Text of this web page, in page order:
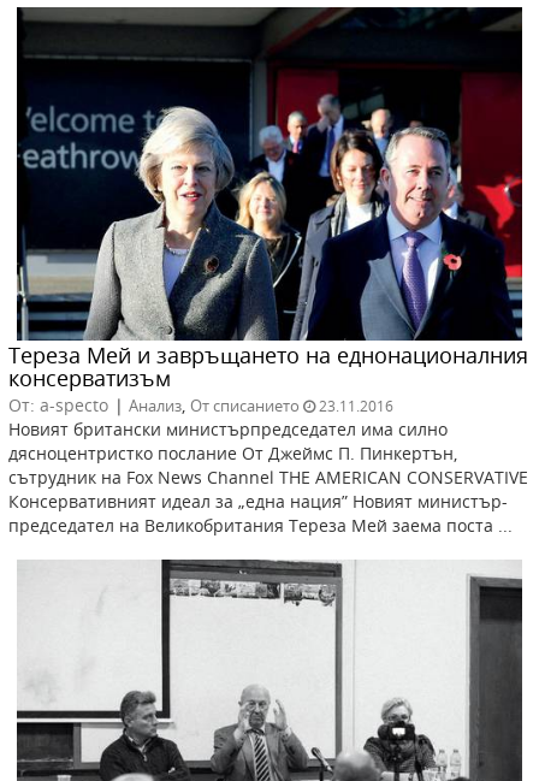
Тереза Мей и завръщането на еднонационалния
консерватизъм
От: a-specto | Анализ, От списанието 23.11.2016
Новият британски министърпредседател има силно
дясноцентристко послание От Джеймс П. Пинкертън,
сътрудник на Fox News Channel THE AMERICAN CONSERVATIVE
Консервативният идеал за „една нация” Новият министър-
председател на Великобритания Тереза Мей заема поста ...